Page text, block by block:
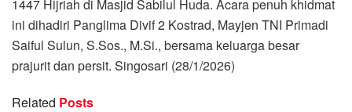
1447 Hijriah di Masjid Sabilul Huda. Acara penuh khidmat
ini dihadiri Panglima Divif 2 Kostrad, Mayjen TNI Primadi
Saiful Sulun, S.Sos., M.Si., bersama keluarga besar
prajurit dan persit. Singosari (28/1/2026)
Related Posts